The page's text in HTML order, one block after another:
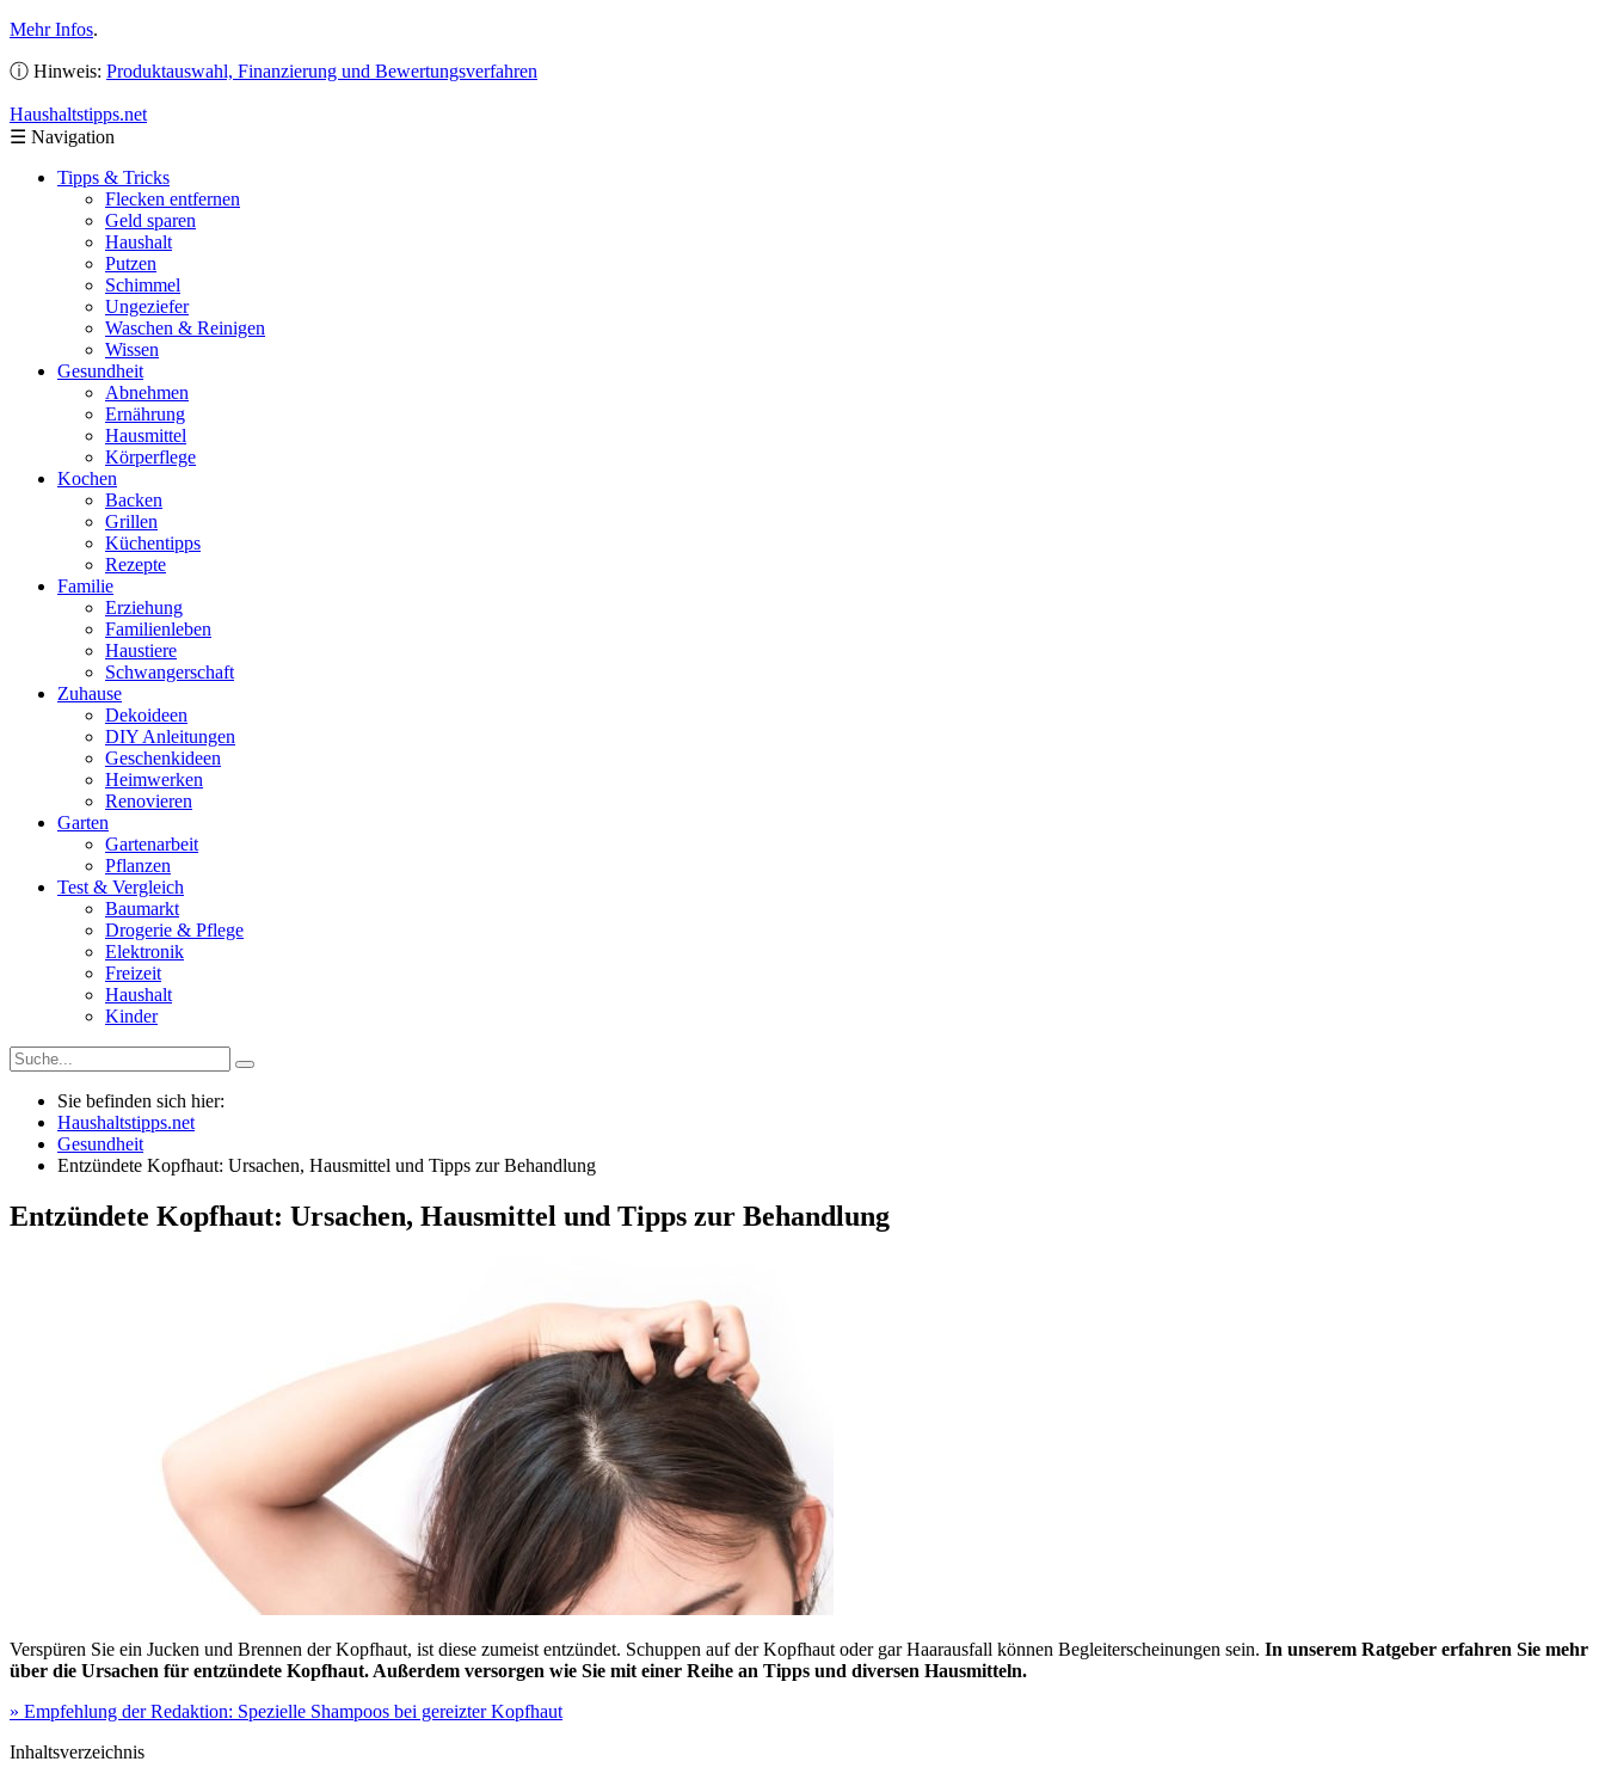
Mehr Infos.
ⓘ Hinweis: Produktauswahl, Finanzierung und Bewertungsverfahren
Haushaltstipps.net
☰ Navigation
Tipps & Tricks
Flecken entfernen
Geld sparen
Haushalt
Putzen
Schimmel
Ungeziefer
Waschen & Reinigen
Wissen
Gesundheit
Abnehmen
Ernährung
Hausmittel
Körperflege
Kochen
Backen
Grillen
Küchentipps
Rezepte
Familie
Erziehung
Familienleben
Haustiere
Schwangerschaft
Zuhause
Dekoideen
DIY Anleitungen
Geschenkideen
Heimwerken
Renovieren
Garten
Gartenarbeit
Pflanzen
Test & Vergleich
Baumarkt
Drogerie & Pflege
Elektronik
Freizeit
Haushalt
Kinder
Sie befinden sich hier:
Haushaltstipps.net
Gesundheit
Entzündete Kopfhaut: Ursachen, Hausmittel und Tipps zur Behandlung
Entzündete Kopfhaut: Ursachen, Hausmittel und Tipps zur Behandlung
Verspüren Sie ein Jucken und Brennen der Kopfhaut, ist diese zumeist entzündet. Schuppen auf der Kopfhaut oder gar Haarausfall können Begleiterscheinungen sein. In unserem Ratgeber erfahren Sie mehr
über die Ursachen für entzündete Kopfhaut. Außerdem versorgen wie Sie mit einer Reihe an Tipps und diversen Hausmitteln.
» Empfehlung der Redaktion: Spezielle Shampoos bei gereizter Kopfhaut
Inhaltsverzeichnis